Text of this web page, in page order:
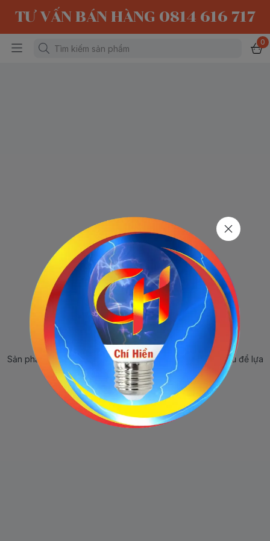
TƯ VẤN BÁN HÀNG 0814 616 717
0
Sản phẩm ngừng bán
Sản phẩm này hiện tại đã ngừng bán. Hãy trở về trang chủ để lựa
chọn sản phẩm khác.
Quay lại trang chủ